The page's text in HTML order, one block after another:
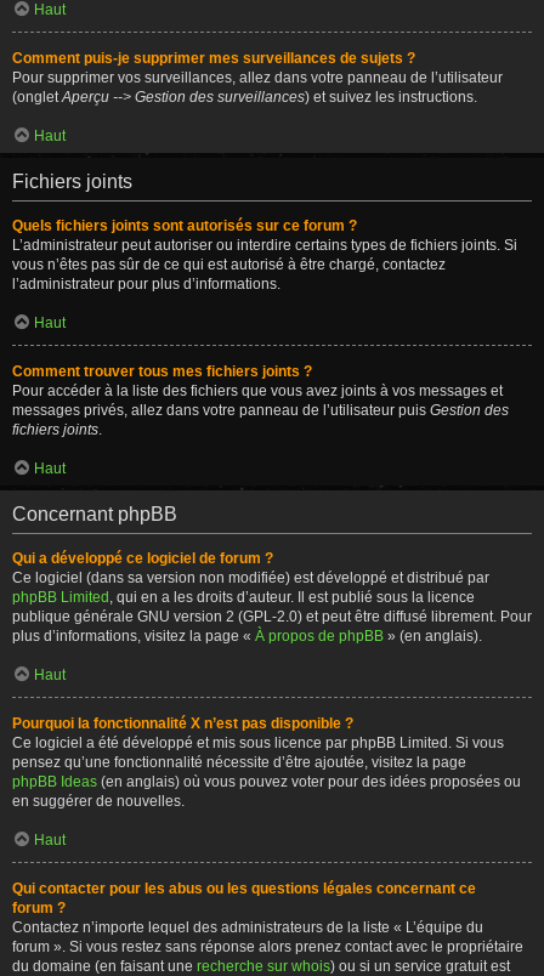
Haut
Comment puis-je supprimer mes surveillances de sujets ?
Pour supprimer vos surveillances, allez dans votre panneau de l’utilisateur
(ongletAperçu --> Gestion des surveillances) et suivez les instructions.
Haut
Fichiers joints
Quels fichiers joints sont autorisés sur ce forum ?
L’administrateur peut autoriser ou interdire certains types de fichiers joints. Si
vous n’êtes pas sûr de ce qui est autorisé à être chargé, contactez
l’administrateur pour plus d’informations.
Haut
Comment trouver tous mes fichiers joints ?
Pour accéder à la liste des fichiers que vous avez joints à vos messages et
messages privés, allez dans votre panneau de l’utilisateur puis Gestion des
fichiers joints.
Haut
Concernant phpBB
Qui a développé ce logiciel de forum ?
Ce logiciel (dans sa version non modifiée) est développé et distribué par
phpBB Limited , qui en a les droits d’auteur. Il est publié sous la licence
publique générale GNU version 2 (GPL-2.0) et peut être diffusé librement. Pour
plus d’informations, visitez la page « À propos de phpBB » (en anglais).
Haut
Pourquoi la fonctionnalité X n’est pas disponible ?
Ce logiciel a été développé et mis sous licence par phpBB Limited. Si vous
pensez qu’une fonctionnalité nécessite d’être ajoutée, visitez la page
phpBB Ideas (en anglais) où vous pouvez voter pour des idées proposées ou
en suggérer de nouvelles.
Haut
Qui contacter pour les abus ou les questions légales concernant ce
forum ?
Contactez n’importe lequel des administrateurs de la liste « L’équipe du
forum ». Si vous restez sans réponse alors prenez contact avec le propriétaire
du domaine (en faisant une recherche sur whois) ou si un service gratuit est